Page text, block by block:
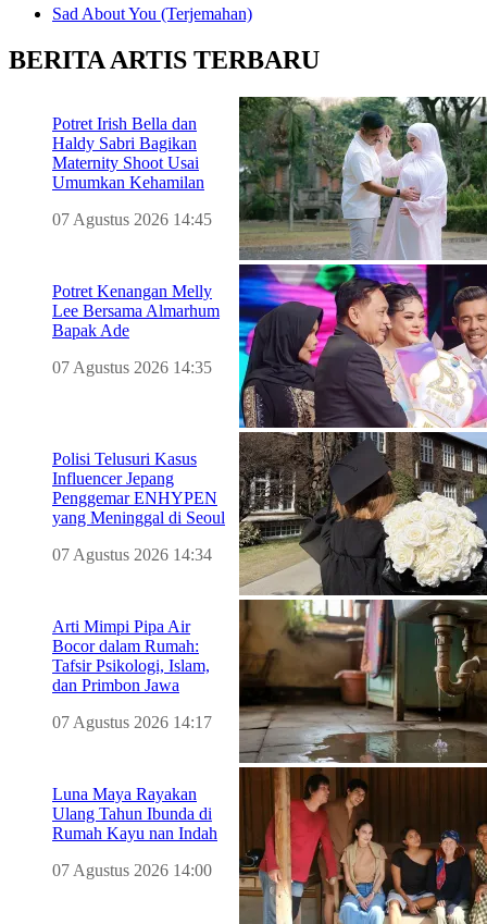
Sad About You (Terjemahan)
BERITA ARTIS TERBARU
Potret Irish Bella dan
Haldy Sabri Bagikan
Maternity Shoot Usai
Umumkan Kehamilan
07 Agustus 2026 14:45
Potret Kenangan Melly
Lee Bersama Almarhum
Bapak Ade
07 Agustus 2026 14:35
Polisi Telusuri Kasus
Influencer Jepang
Penggemar ENHYPEN
yang Meninggal di Seoul
07 Agustus 2026 14:34
Arti Mimpi Pipa Air
Bocor dalam Rumah:
Tafsir Psikologi, Islam,
dan Primbon Jawa
07 Agustus 2026 14:17
Luna Maya Rayakan
Ulang Tahun Ibunda di
Rumah Kayu nan Indah
07 Agustus 2026 14:00